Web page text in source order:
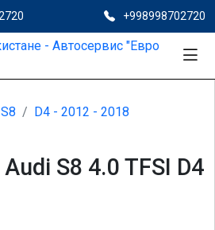
+998998702720
S8
D4 - 2012 - 2018
S8 4.0 TFSI D4